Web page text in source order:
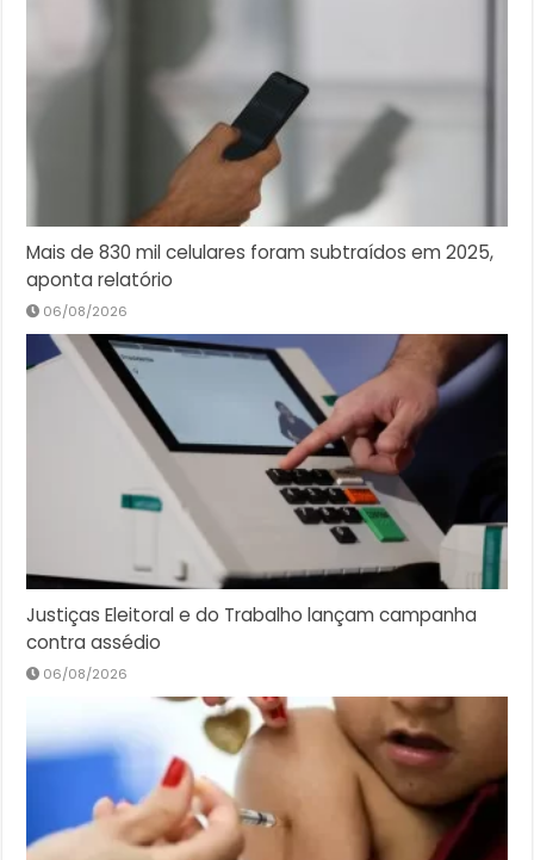
Mais de 830 mil celulares foram subtraídos em 2025,
aponta relatório
06/08/2026
Justiças Eleitoral e do Trabalho lançam campanha
contra assédio
06/08/2026